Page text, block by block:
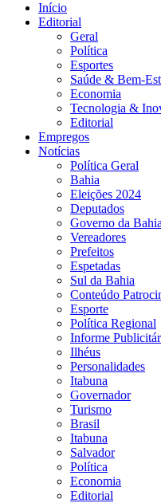
Início
Editorial
Geral
Política
Esportes
Saúde & Bem-
Economia
Tecnologia &
Editorial
Empregos
Notícias
Política Geral
Bahia
Eleições 2024
Deputados
Governo da Bahia
Vereadores
Prefeitos
Espetadas
Sul da Bahia
Conteúdo
Esporte
Política Regional
Informe
Ilhéus
Personalidades
Itabuna
Governador
Turismo
Brasil
Itabuna
Salvador
Política
Economia
Editorial